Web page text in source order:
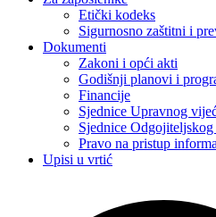
Etički kodeks
Sigurnosno zaštitni i
Dokumenti
Zakoni i opći akti
Godišnji planovi i
Financije
Sjednice Upravnog
Sjednice Odgojiteljskog
Pravo na pristup
Upisi u vrtić